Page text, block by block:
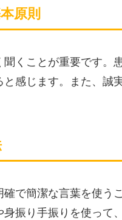
原則
くことが重要です。
感じます。また、誠
で簡潔な言葉を使う
振り手振りを使って